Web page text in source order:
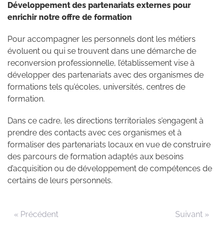
Développement des partenariats externes pour
enrichir notre offre de formation
Pour accompagner les personnels dont les métiers
évoluent ou qui se trouvent dans une démarche de
reconversion professionnelle, l’établissement vise à
développer des partenariats avec des organismes de
formations tels qu’écoles, universités, centres de
formation.
Dans ce cadre, les directions territoriales s’engagent à
prendre des contacts avec ces organismes et à
formaliser des partenariats locaux en vue de construire
des parcours de formation adaptés aux besoins
d’acquisition ou de développement de compétences de
certains de leurs personnels.
« Précédent Suivant »